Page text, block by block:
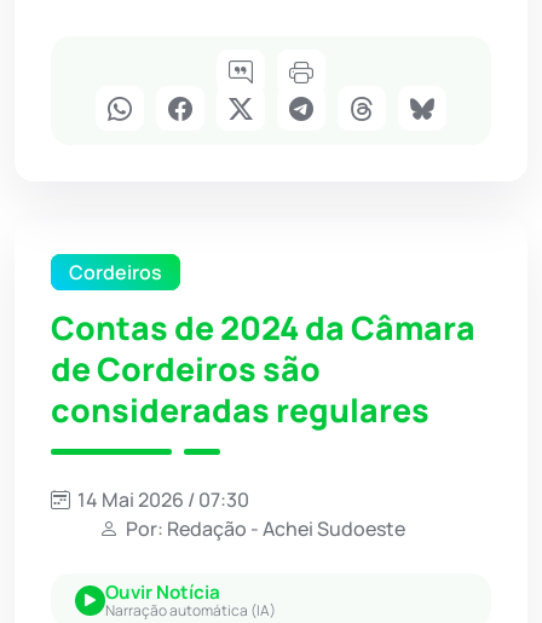
Cordeiros
Contas de 2024 da Câmara
de Cordeiros são
consideradas regulares
14 Mai 2026 / 07:30
Por: Redação - Achei Sudoeste
Ouvir Notícia
Narração automática (IA)